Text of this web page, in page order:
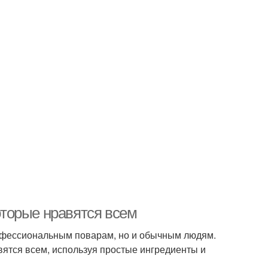
нравятся всем
поварам, но и обычным людям.
всем, используя простые ингредиенты и